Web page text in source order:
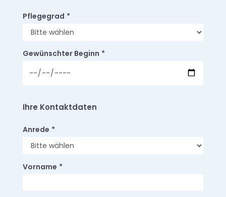
Pflegegrad *
Gewünschter Beginn *
Ihre Kontaktdaten
Anrede *
Vorname *